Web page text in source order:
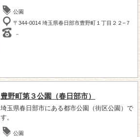
公園
〒344-0014 埼玉県春日部市豊野町１丁目２２−７
－
豊野町第３公園（春日部市）
埼玉県春日部市にある都市公園（街区公園）で
す。
公園